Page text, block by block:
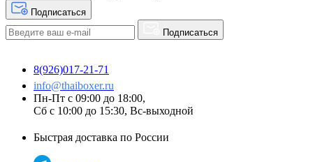
Подписаться
Подписаться
8(926)017-21-71
info@thaiboxer.ru
Пн-Пт с 09:00 до 18:00,
Сб с 10:00 до 15:30, Вс-выходной
Быстрая доставка по России